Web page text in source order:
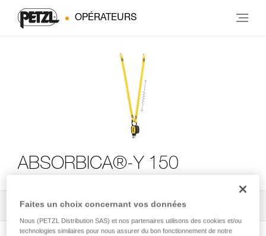
OPÉRATEURS
ABSORBICA®-Y 150
Tous les conseils techniques 2
Faites un choix concernant vos données
Nous (PETZL Distribution SAS) et nos partenaires utilisons des cookies et/ou
technologies similaires pour nous assurer du bon fonctionnement de notre